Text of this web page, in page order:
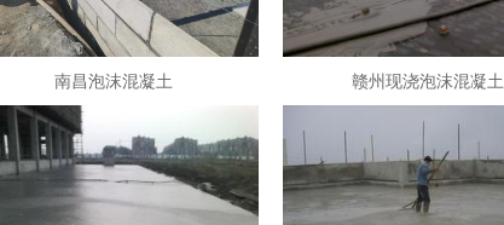
南昌泡沫混凝土 赣州现浇泡沫混凝土